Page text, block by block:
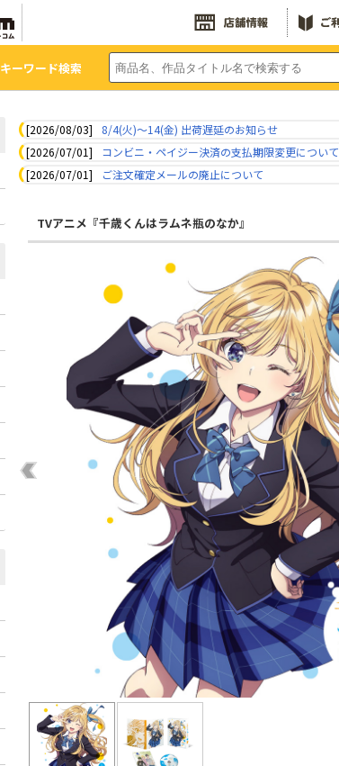
キーワード検索
[2026/08/03]
8/4(火)～14(金) 出荷遅延のお知らせ
[2026/07/01]
コンビニ・ペイジー決済の支払期限変更について
[2026/07/01]
ご注文確定メールの廃止について
TVアニメ『千歳くんはラムネ瓶のなか』